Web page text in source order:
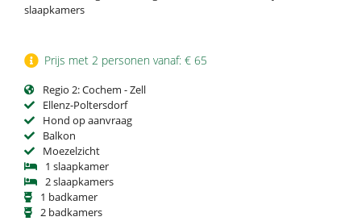
slaapkamers
Prijs met 2 personen vanaf: € 65
Regio 2: Cochem - Zell
Ellenz-Poltersdorf
Hond op aanvraag
Balkon
Moezelzicht
1 slaapkamer
2 slaapkamers
1 badkamer
2 badkamers